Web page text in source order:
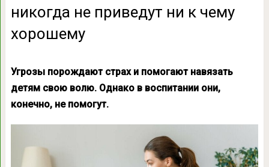
никогда не приведут ни к чему
хорошему
Угрозы порождают страх и помогают навязать
детям свою волю. Однако в воспитании они,
конечно, не помогут.